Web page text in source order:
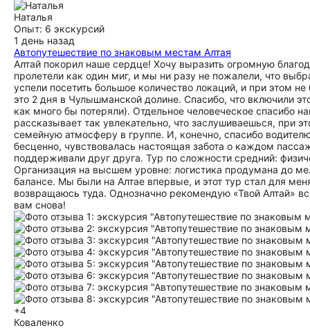
Наталья
Опыт: 6 экскурсий
1 день назад
Автопутешествие по знаковым местам Алтая
Алтай покорил наше сердце! Хочу выразить огромную
пролетели как один миг, и мы ни разу не пожалели, что
успели посетить большое количество локаций, и при этом
это 2 дня в Чулышманской долине. Спасибо, что включили
как много бы потеряли). Отдельное человеческое спасибо
рассказывает так увлекательно, что заслушиваешься, при
семейную атмосферу в группе. И, конечно, спасибо
бесценно, чувствовалась настоящая забота о каждом
поддерживали друг друга. Тур по сложности средний:
Организация на высшем уровне: логистика продумана до
балансе. Мы были на Алтае впервые, и этот тур стал для
возвращаюсь туда. Однозначно рекомендую «Твой Алтай»
вам снова!
+4
Коваленко